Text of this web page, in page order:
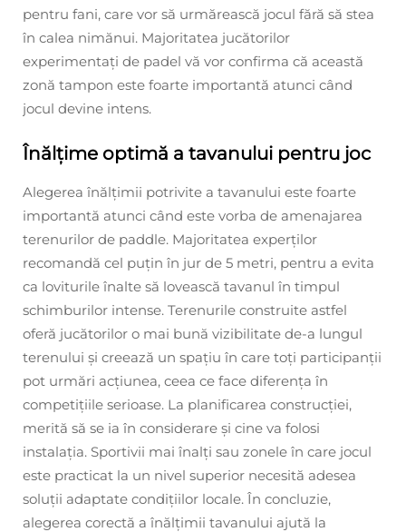
pentru fani, care vor să urmărească jocul fără să stea
în calea nimănui. Majoritatea jucătorilor
experimentați de padel vă vor confirma că această
zonă tampon este foarte importantă atunci când
jocul devine intens.
Înălțime optimă a tavanului pentru joc
Alegerea înălțimii potrivite a tavanului este foarte
importantă atunci când este vorba de amenajarea
terenurilor de paddle. Majoritatea experților
recomandă cel puțin în jur de 5 metri, pentru a evita
ca loviturile înalte să lovească tavanul în timpul
schimburilor intense. Terenurile construite astfel
oferă jucătorilor o mai bună vizibilitate de-a lungul
terenului și creează un spațiu în care toți participanții
pot urmări acțiunea, ceea ce face diferența în
competițiile serioase. La planificarea construcției,
merită să se ia în considerare și cine va folosi
instalația. Sportivii mai înalți sau zonele în care jocul
este practicat la un nivel superior necesită adesea
soluții adaptate condițiilor locale. În concluzie,
alegerea corectă a înălțimii tavanului ajută la